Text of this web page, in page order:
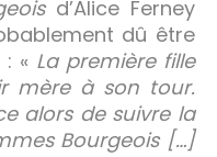
d’Alice Ferney
dû être
« La première fille
mère à son tour.
alors de suivre la
Bourgeois […]